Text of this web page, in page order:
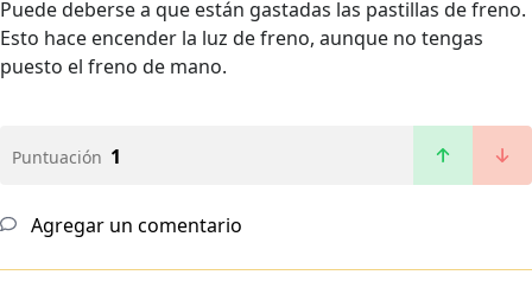
Puede deberse a que están gastadas las pastillas de freno.
Esto hace encender la luz de freno, aunque no tengas
puesto el freno de mano.
Puntuación 1
Agregar un comentario